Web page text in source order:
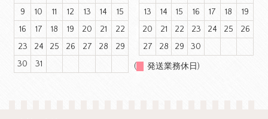
9
10 11 12 13 14
15
16
17 18 19 20 21
22
23
24 25 26 27 28
29
30
31
13
14 15 16 17 18
19
20
21 22 23 24 25
26
27
28 29 30
( 発送業務休日)